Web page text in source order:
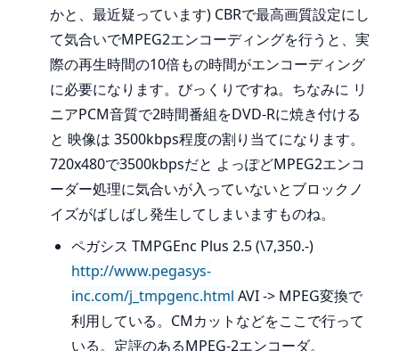
かと、最近疑っています) CBRで最高画質設定にし
て気合いでMPEG2エンコーディングを行うと、実
際の再生時間の10倍もの時間がエンコーディング
に必要になります。びっくりですね。ちなみに リ
ニアPCM音質で2時間番組をDVD-Rに焼き付ける
と 映像は 3500kbps程度の割り当てになります。
720x480で3500kbpsだと よっぽどMPEG2エンコ
ーダー処理に気合いが入っていないとブロックノ
イズがばしばし発生してしまいますものね。
ペガシス TMPGEnc Plus 2.5 (\7,350.-)
http://www.pegasys-
inc.com/j_tmpgenc.html AVI -> MPEG変換で
利用している。CMカットなどをここで行って
いる。定評のあるMPEG-2エンコーダ。